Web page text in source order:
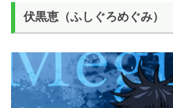
伏黒恵（ふしぐろめぐみ）